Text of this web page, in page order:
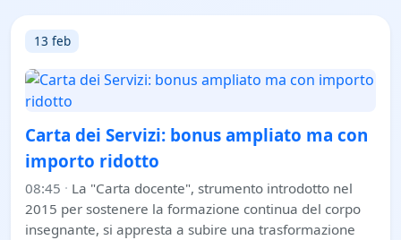
13 feb
Carta dei Servizi: bonus ampliato ma con
importo ridotto
08:45 · La "Carta docente", strumento introdotto nel
2015 per sostenere la formazione continua del corpo
insegnante, si appresta a subire una trasformazione